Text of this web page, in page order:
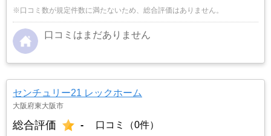
※口コミ数が規定件数に満たないため、総合評価はありません。
口コミはまだありません
センチュリー21 レックホーム
大阪府東大阪市
総合評価 - 口コミ（0件）